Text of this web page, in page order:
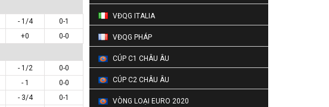
- 1/4
0-1
+0
0-0
- 1/2
0-0
- 1
0-0
- 3/4
0-1
VĐQG ITALIA
VĐQG PHÁP
CÚP C1 CHÂU ÂU
CÚP C2 CHÂU ÂU
VÒNG LOẠI EURO 2020